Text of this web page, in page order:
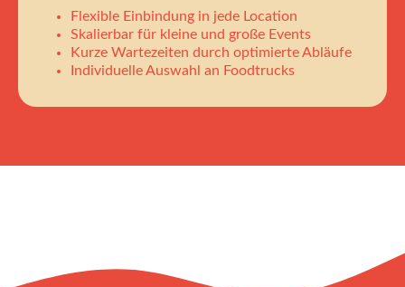
Flexible Einbindung in jede Location
Skalierbar für kleine und große Events
Kurze Wartezeiten durch optimierte Abläufe
Individuelle Auswahl an Foodtrucks